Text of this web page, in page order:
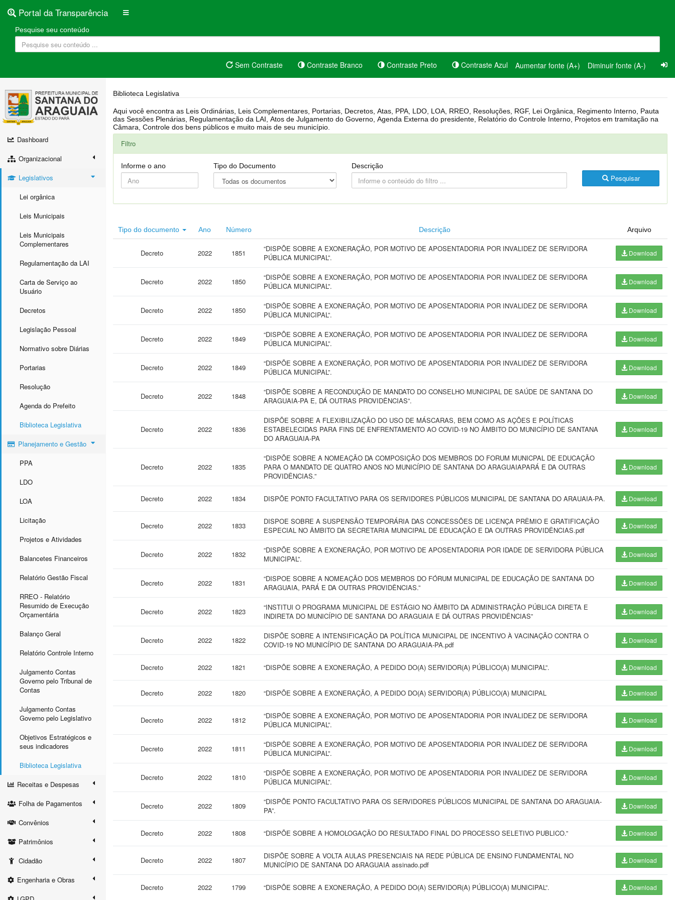
Portal da Transparência
Pesquise seu conteúdo
Sem Contraste Contraste Branco Contraste Preto Contraste Azul Aumentar fonte (A+) Diminuir fonte (A-)
Dashboard
Organizacional
Legislativos
Lei orgânica
Leis Municipais
Leis Municipais
Complementares
Regulamentação da LAI
Carta de Serviço ao
Usuário
Decretos
Legislação Pessoal
Normativo sobre Diárias
Portarias
Resolução
Agenda do Prefeito
Biblioteca Legislativa
Planejamento e Gestão
PPA
LDO
LOA
Licitação
Projetos e Atividades
Balancetes Financeiros
Relatório Gestão Fiscal
RREO - Relatório
Resumido de Execução
Orçamentária
Balanço Geral
Relatório Controle Interno
Julgamento Contas
Governo pelo Tribunal de
Contas
Julgamento Contas
Governo pelo Legislativo
Objetivos Estratégicos e
seus indicadores
Biblioteca Legislativa
Receitas e Despesas
Folha de Pagamentos
Convênios
Patrimônios
Cidadão
Engenharia e Obras
Biblioteca Legislativa
Aqui você encontra as Leis Ordinárias, Leis Complementares, Portarias, Decretos, Atas, PPA, LDO, LOA, RREO, Resoluções, RGF, Lei Orgânica, Regimento Interno, Pauta
das Sessões Plenárias, Regulamentação da LAI, Atos de Julgamento do Governo, Agenda Externa do presidente, Relatório do Controle Interno, Projetos em tramitação na
Câmara, Controle dos bens públicos e muito mais de seu município.
Filtro
Informe o ano Tipo do Documento Descrição
Pesquisar
Tipo do documento Ano Número Descrição Arquivo
Decreto 2022 1851
“DISPÕE SOBRE A EXONERAÇÃO, POR MOTIVO DE APOSENTADORIA POR INVALIDEZ DE SERVIDORA
PÚBLICA MUNICIPAL”.
Download
Decreto 2022 1850
“DISPÕE SOBRE A EXONERAÇÃO, POR MOTIVO DE APOSENTADORIA POR INVALIDEZ DE SERVIDORA
PÚBLICA MUNICIPAL”.
Download
Decreto 2022 1850
“DISPÕE SOBRE A EXONERAÇÃO, POR MOTIVO DE APOSENTADORIA POR INVALIDEZ DE SERVIDORA
PÚBLICA MUNICIPAL”.
Download
Decreto 2022 1849
“DISPÕE SOBRE A EXONERAÇÃO, POR MOTIVO DE APOSENTADORIA POR INVALIDEZ DE SERVIDORA
PÚBLICA MUNICIPAL”.
Download
Decreto 2022 1849
“DISPÕE SOBRE A EXONERAÇÃO, POR MOTIVO DE APOSENTADORIA POR INVALIDEZ DE SERVIDORA
PÚBLICA MUNICIPAL”.
Download
Decreto 2022 1848
“DISPÕE SOBRE A RECONDUÇÃO DE MANDATO DO CONSELHO MUNICIPAL DE SAÚDE DE SANTANA DO
ARAGUAIA-PA E, DÁ OUTRAS PROVIDÊNCIAS”.
Download
Decreto 2022 1836
DISPÕE SOBRE A FLEXIBILIZAÇÃO DO USO DE MÁSCARAS, BEM COMO AS AÇÕES E POLÍTICAS
ESTABELECIDAS PARA FINS DE ENFRENTAMENTO AO COVID-19 NO ÂMBITO DO MUNICÍPIO DE SANTANA
DO ARAGUAIA-PA
Download
Decreto 2022 1835
“DISPÕE SOBRE A NOMEAÇÃO DA COMPOSIÇÃO DOS MEMBROS DO FORUM MUNICPAL DE EDUCAÇÃO
PARA O MANDATO DE QUATRO ANOS NO MUNICÍPIO DE SANTANA DO ARAGUAIAPARÁ E DA OUTRAS
PROVIDÊNCIAS.”
Download
Decreto 2022 1834 DISPÕE PONTO FACULTATIVO PARA OS SERVIDORES PÚBLICOS MUNICIPAL DE SANTANA DO ARAUAIA-PA. Download
Decreto 2022 1833
DISPOE SOBRE A SUSPENSÃO TEMPORÁRIA DAS CONCESSÕES DE LICENÇA PRÊMIO E GRATIFICAÇÃO
ESPECIAL NO ÂMBITO DA SECRETARIA MUNICIPAL DE EDUCAÇÃO E DA OUTRAS PROVIDÊNCIAS.pdf
Download
Decreto 2022 1832
“DISPÕE SOBRE A EXONERAÇÃO, POR MOTIVO DE APOSENTADORIA POR IDADE DE SERVIDORA PÚBLICA
MUNICIPAL”.
Download
Decreto 2022 1831
“DISPOE SOBRE A NOMEAÇÃO DOS MEMBROS DO FÓRUM MUNICIPAL DE EDUCAÇÃO DE SANTANA DO
ARAGUAIA, PARÁ E DA OUTRAS PROVIDÊNCIAS.”
Download
Decreto 2022 1823
“INSTITUI O PROGRAMA MUNICIPAL DE ESTÁGIO NO ÂMBITO DA ADMINISTRAÇÃO PÚBLICA DIRETA E
INDIRETA DO MUNICÍPIO DE SANTANA DO ARAGUAIA E DÁ OUTRAS PROVIDÊNCIAS”
Download
Decreto 2022 1822
DISPÕE SOBRE A INTENSIFICAÇÃO DA POLÍTICA MUNICIPAL DE INCENTIVO À VACINAÇÃO CONTRA O
COVID-19 NO MUNICÍPIO DE SANTANA DO ARAGUAIA-PA.pdf
Download
Decreto 2022 1821 “DISPÕE SOBRE A EXONERAÇÃO, A PEDIDO DO(A) SERVIDOR(A) PÚBLICO(A) MUNICIPAL”. Download
Decreto 2022 1820 “DISPÕE SOBRE A EXONERAÇÃO, A PEDIDO DO(A) SERVIDOR(A) PÚBLICO(A) MUNICIPAL Download
Decreto 2022 1812
“DISPÕE SOBRE A EXONERAÇÃO, POR MOTIVO DE APOSENTADORIA POR INVALIDEZ DE SERVIDORA
PÚBLICA MUNICIPAL”.
Download
Decreto 2022 1811
“DISPÕE SOBRE A EXONERAÇÃO, POR MOTIVO DE APOSENTADORIA POR INVALIDEZ DE SERVIDORA
PÚBLICA MUNICIPAL”.
Download
Decreto 2022 1810
“DISPÕE SOBRE A EXONERAÇÃO, POR MOTIVO DE APOSENTADORIA POR INVALIDEZ DE SERVIDORA
PÚBLICA MUNICIPAL”.
Download
Decreto 2022 1809
“DISPÕE PONTO FACULTATIVO PARA OS SERVIDORES PÚBLICOS MUNICIPAL DE SANTANA DO ARAGUAIA-
PA”.
Download
Decreto 2022 1808 “DISPÕE SOBRE A HOMOLOGAÇÃO DO RESULTADO FINAL DO PROCESSO SELETIVO PUBLICO.” Download
Decreto 2022 1807
DISPÕE SOBRE A VOLTA AULAS PRESENCIAIS NA REDE PÚBLICA DE ENSINO FUNDAMENTAL NO
MUNICÍPIO DE SANTANA DO ARAGUAIA assinado.pdf
Download
Decreto 2022 1799 “DISPÕE SOBRE A EXONERAÇÃO, A PEDIDO DO(A) SERVIDOR(A) PÚBLICO(A) MUNICIPAL”. Download